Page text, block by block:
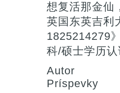
想复活那金仙
英国东英吉利
1825214279
科/硕士学历
Autor
Príspevky